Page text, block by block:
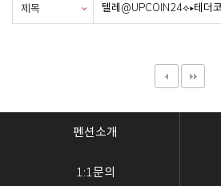
펜션소개
1:1문의